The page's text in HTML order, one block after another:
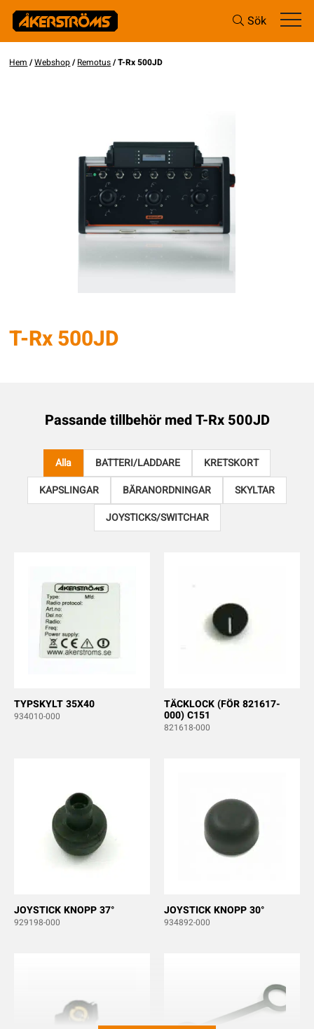
Sök
Hem /Webshop/Remotus/ T-Rx 500JD
T-Rx 500JD
Passande tillbehör medT-Rx 500JD
Alla BATTERI/LADDARE
KRETSKORT
KAPSLINGAR
BÄRANORDNINGAR
SKYLTAR
JOYSTICKS/SWITCHAR
TYPSKYLT 35X40
934010-000
TÄCKLOCK (FÖR 821617-
000) C151
821618-000
JOYSTICK KNOPP 37°
929198-000
JOYSTICK KNOPP 30°
934892-000